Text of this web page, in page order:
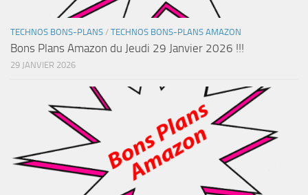
TECHNOS BONS-PLANS / TECHNOS BONS-PLANS AMAZON
Bons Plans Amazon du Jeudi 29 Janvier 2026 !!!
29 JANVIER 2026